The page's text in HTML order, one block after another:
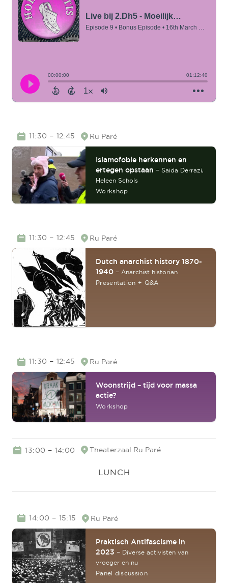
TIME11:30 – 12:45 Location
Ru Paré
Islamofobie herkennen en
ertegen opstaan – Saida Derrazi,
Heleen Schols
Workshop
TIME11:30 – 12:45 Location
Ru Paré
Dutch anarchist history 1870-
1940 – Anarchist historian
Presentation + Q&A
TIME11:30 – 12:45 Location
Ru Paré
Woonstrijd – tijd voor massa
actie?
Workshop
TIME13:00 – 14:00 Location
Theaterzaal Ru Paré
LUNCH
TIME14:00 – 15:15 Location
Ru Paré
Praktisch Antifascisme in
2023 – Diverse activisten van
vroeger en nu
Panel discussion